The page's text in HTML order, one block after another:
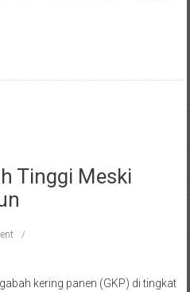
Tinggi Meski
kering panen (GKP) di tingkat